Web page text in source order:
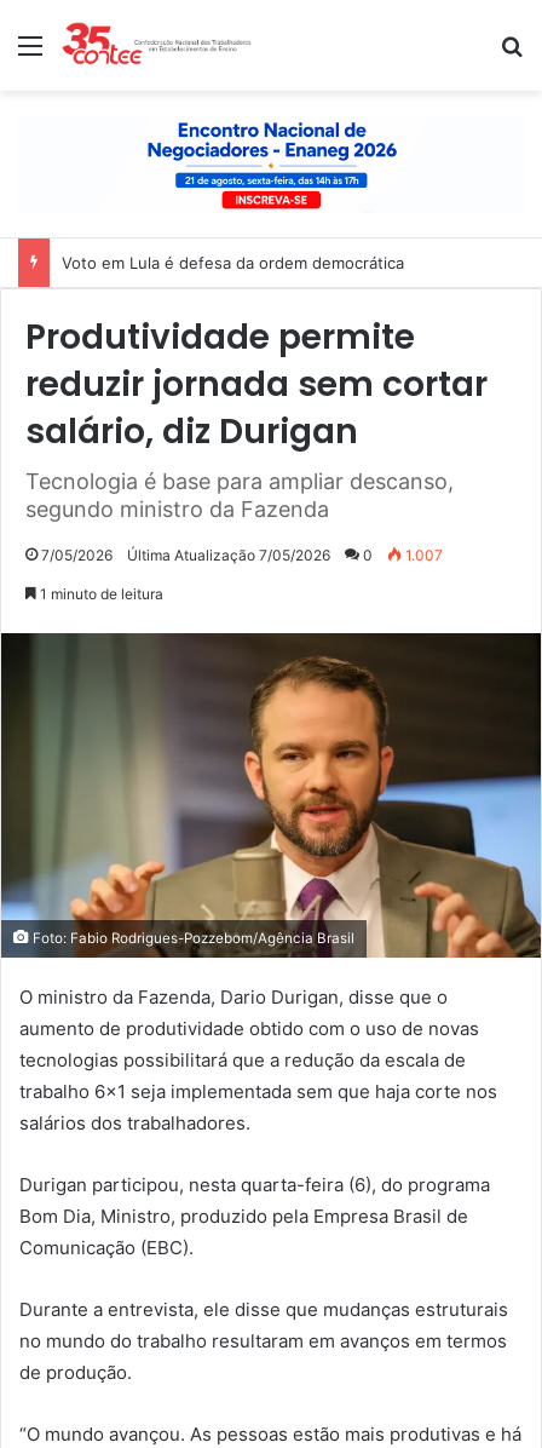
Menu
Voto em Lula é defesa da ordem democrática
Produtividade permite
reduzir jornada sem cortar
salário, diz Durigan
Tecnologia é base para ampliar descanso,
segundo ministro da Fazenda
7/05/2026 Última Atualização 7/05/2026 0 1.007
1 minuto de leitura
Foto: Fabio Rodrigues-Pozzebom/Agência Brasil
O ministro da Fazenda, Dario Durigan, disse que o
aumento de produtividade obtido com o uso de novas
tecnologias possibilitará que a redução da escala de
trabalho 6×1 seja implementada sem que haja corte nos
salários dos trabalhadores.
Durigan participou, nesta quarta-feira (6), do programa
Bom Dia, Ministro, produzido pela Empresa Brasil de
Comunicação (EBC).
Durante a entrevista, ele disse que mudanças estruturais
no mundo do trabalho resultaram em avanços em termos
de produção.
“O mundo avançou. As pessoas estão mais produtivas e há